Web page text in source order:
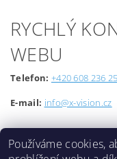
RYCHLÝ
WEBU
Telefon: +420 608 236
E-mail: info@x-vision.cz
Používáme cookies,